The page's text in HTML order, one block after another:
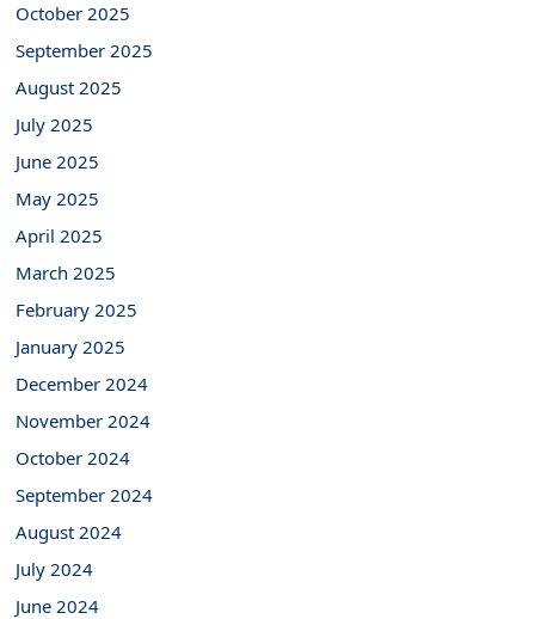
October 2025
September 2025
August 2025
July 2025
June 2025
May 2025
April 2025
March 2025
February 2025
January 2025
December 2024
November 2024
October 2024
September 2024
August 2024
July 2024
June 2024